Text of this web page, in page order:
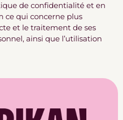
de confidentialité et en
ce qui concerne plus
et le traitement de ses
ainsi que l’utilisation